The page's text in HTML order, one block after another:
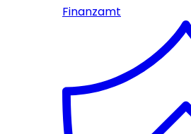
Finanzamt